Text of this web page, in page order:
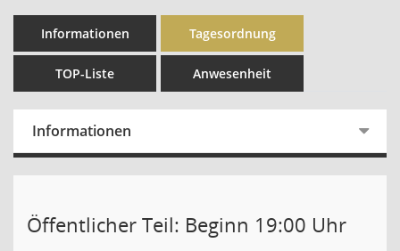
Informationen Tagesordnung
TOP-Liste Anwesenheit
Informationen
Öffentlicher Teil: Beginn 19:00 Uhr